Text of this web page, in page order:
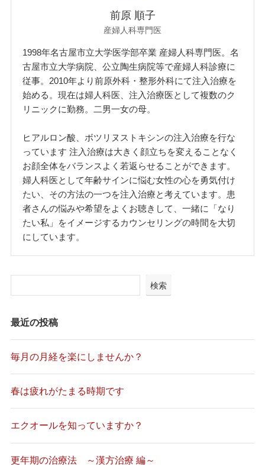
前原 順子
産婦人科専門医
1998年名古屋市立大学医学部卒業 産婦人科専門医。名
古屋市立大学病院、公立陶生病院等で産婦人科診療に
従事。2010年より前原外科・整形外科にて注入治療を
始める。現在は婦人科医、注入治療医として複数のク
リニックに勤務。二男一女の母。
ヒアルロン酸、ボツリヌストキシンの注入治療を行な
っています 注入治療は大きく顔立ちを変えることなく
お顔全体をバランスよく若返らせることができます。
婦人科医として年齢サインに悩む女性の心を勇気付け
たい、その方法の一つを注入治療と考えています。患
者さんの悩みや希望をよくお聴きして、一緒に「なり
たい私」をイメージするカウンセリングの時間を大切
にしています。
検索
最近の投稿
毎月の月経を楽にしませんか？
春は疲れがたまる時期です
エクオールを知っていますか？
更年期の治療法 ～漢方治療 編～